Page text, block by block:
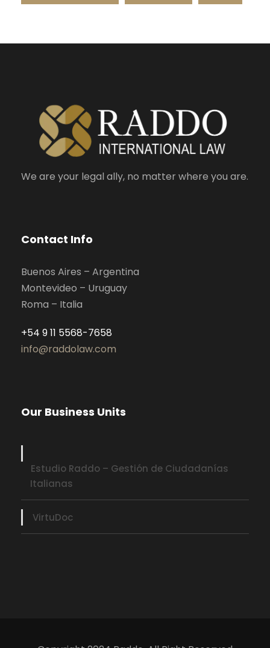
We are your legal ally, no matter where you are.
Contact Info
Buenos Aires – Argentina
Montevideo – Uruguay
Roma – Italia
+54 9 11 5568-7658
info@raddolaw.com
Our Business Units
Estudio Raddo – Gestión de Ciudadanías
Italianas
VirtuDoc